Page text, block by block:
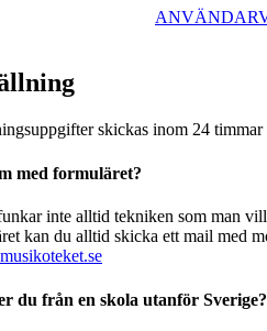
skickas inom 24 timmar
med formuläret?
inte alltid tekniken som man
kan du alltid skicka ett mail med
du från en skola utanför Sverige?